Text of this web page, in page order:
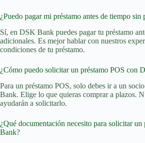
¿Puedo pagar mi préstamo antes de tiempo sin
Sí, en DSK Bank puedes pagar tu préstamo
adicionales. Es mejor hablar con nuestros
condiciones de tu préstamo.
¿Cómo puedo solicitar un préstamo POS con
Para un préstamo POS, solo debes ir a un
Bank. Elige lo que quieras comprar a plazos.
ayudarán a solicitarlo.
¿Qué documentación necesito para solicitar
Bank?